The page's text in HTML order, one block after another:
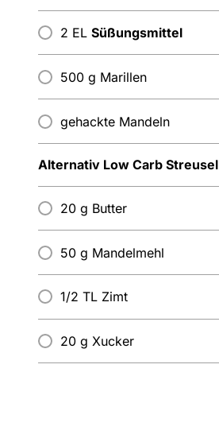
2 EL Süßungsmittel
500 g Marillen
gehackte Mandeln
Alternativ Low Carb Streusel
20 g Butter
50 g Mandelmehl
1/2 TL Zimt
20 g Xucker